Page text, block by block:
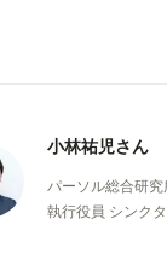
小林祐児さん
パーソル総合研
執行役員 シンク